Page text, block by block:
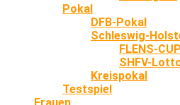
Pokal
DFB-Pokal
Schleswig-
FLENS-CUP
SHFV-
Kreispokal
Testspiel
Frauen